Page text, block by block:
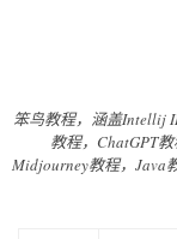
笨鸟教程，涵盖Intellij
教程，ChatGPT
Midjourney教程，Java